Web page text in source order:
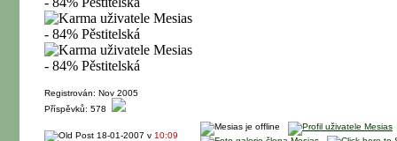
Registrován: Nov 2005
Příspěvků: 578
18-01-2007 v 10:09